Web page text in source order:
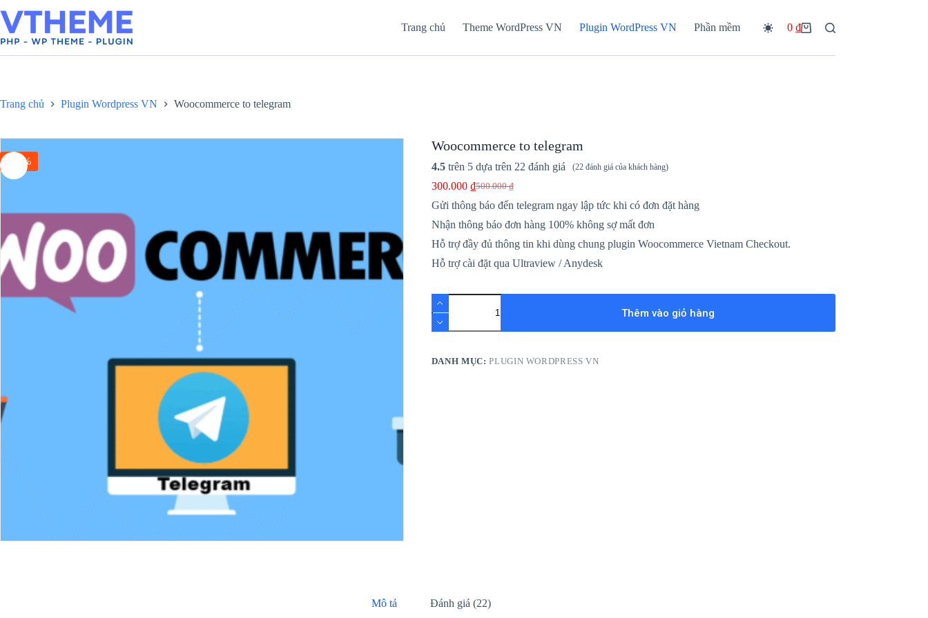
đến
phần
nội
dung
Trang chủ Theme WordPress VN Plugin WordPress VN Phần mềm
Giỏ
0 ₫
Trang chủ Plugin Wordpress VN Woocommerce to telegram
-40%
Woocommerce to telegram
4.5trên 5 dựa trên 22 đánh giá (22đánh giá của khách hàng)
500.000₫
Giá
gốc
500.000 ₫.
300.000 ₫
Giá
hiện
là:
300.000 ₫.
Gửi thông báo đến telegram ngay lập tức khi có đơn đặt hàng
Nhận thông báo đơn hàng 100% không sợ mất đơn
Hỗ trợ đầy đủ thông tin khi dùng chung plugin Woocommerce Vietnam Checkout.
Hỗ trợ cài đặt qua Ultraview / Anydesk
Woocommerce
to
telegram
số
Thêm vào giỏ hàng
DANH MỤC:PLUGIN WORDPRESS VN
Mô tả Đánh giá (22)